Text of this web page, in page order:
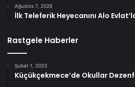
Ağustos 7, 2026
İlk Teleferik Heyecanını Alo
Rastgele Haberler
Şubat 1, 2023
Küçükçekmece’de Okullar